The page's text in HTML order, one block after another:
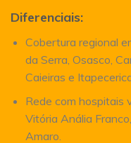
Diferenciais:
Cobertura regional
da Serra, Osasco,
Caieiras e
Rede com hospitais
Vitória Anália
Amaro.